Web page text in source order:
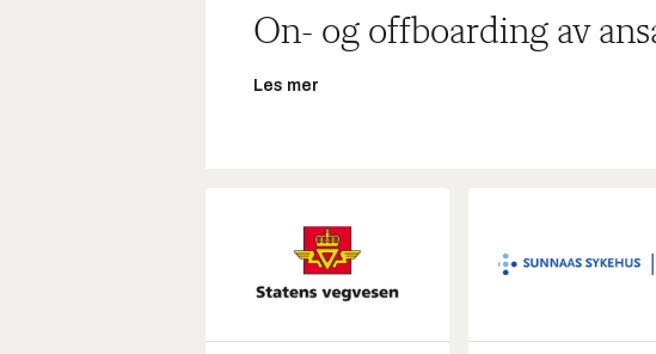
On- og offboarding av
Les mer